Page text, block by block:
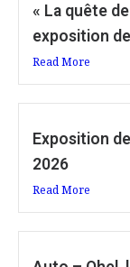
« La quête
exposition
Read More
Exposition
2026
Read More